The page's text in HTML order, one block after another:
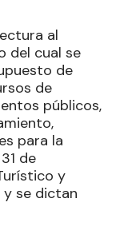
al
del cual se
de
de
públicos,
para la
de
y
y se dictan